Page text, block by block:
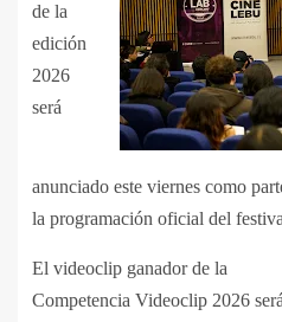
de la
edición
2026
será
anunciado este viernes como
la programación oficial del
El videoclip ganador de la
Competencia Videoclip 2026